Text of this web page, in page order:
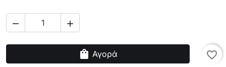
 
shopping_bag Αγορά favorite_border